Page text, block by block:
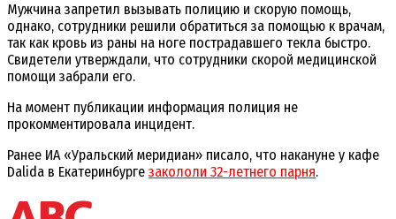
Мужчина запретил вызывать полицию и скорую помощь,
однако, сотрудники решили обратиться за помощью к врачам,
так как кровь из раны на ноге пострадавшего текла быстро.
Свидетели утверждали, что сотрудники скорой медицинской
помощи забрали его.
На момент публикации информация полиция не
прокомментировала инцидент.
Ранее ИА «Уральский меридиан» писало, что накануне у кафе
Dalida в Екатеринбурге закололи 32-летнего парня.